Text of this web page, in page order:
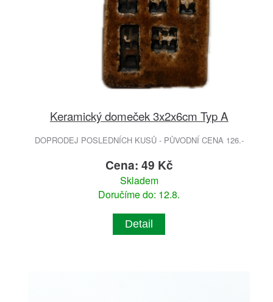
Keramický domeček 3x2x6cm Typ A
DOPRODEJ POSLEDNÍCH KUSŮ - PŮVODNÍ CENA 126.-
Cena: 49 Kč
Skladem
Doručíme do: 12.8.
Detail